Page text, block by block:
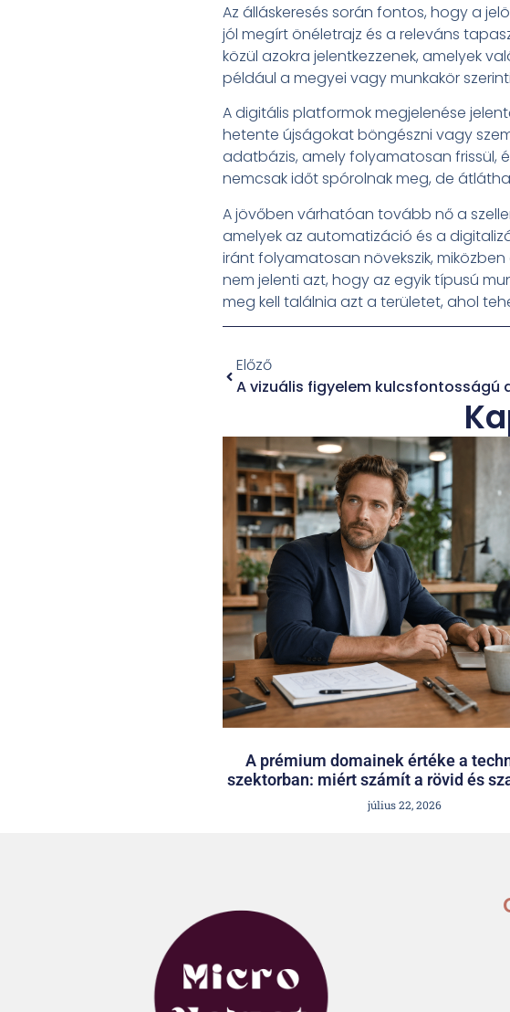
Az álláskeresés során fontos, hogy a
jól megírt önéletrajz és a releváns
közül azokra jelentkezzenek, amelyek
például a megyei vagy munkakör
A digitális platformok megjelenése
hetente újságokat böngészni vagy
adatbázis, amely folyamatosan frissül,
nemcsak időt spórolnak meg, de
A jövőben várhatóan tovább nő a
amelyek az automatizáció és a
iránt folyamatosan növekszik,
nem jelenti azt, hogy az egyik típusú
meg kell találnia azt a területet, ahol
Előző
A prémium domainek értéke a
szektorban: miért számít a rövid és
július 22, 2026